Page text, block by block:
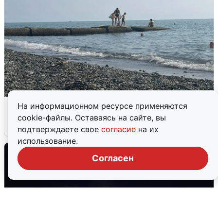
На информационном ресурсе применяются
cookie-файлы. Оставаясь на сайте, вы
подтверждаете свое согласие на их
использование.
Согласен
Сирены в Сочи: новая угроза БПЛА
6 августа